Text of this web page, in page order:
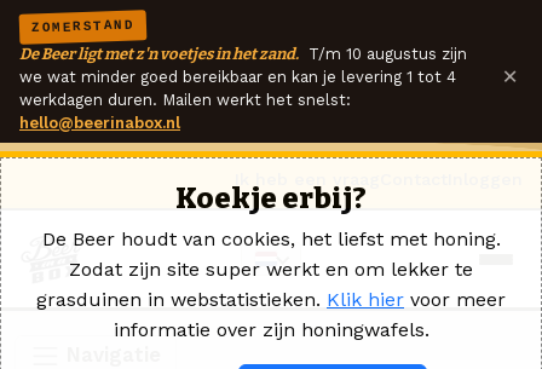
ZOMERSTAND
De Beer ligt met z'n voetjes in het zand. T/m 10 augustus zijn
we wat minder goed bereikbaar en kan je levering 1 tot 4
werkdagen duren. Mailen werkt het snelst:
hello@beerinabox.nl
×
Koekje erbij?
De Beer houdt van cookies, het liefst met honing.
Zodat zijn site super werkt en om lekker te
grasduinen in webstatistieken. Klik hier voor meer
informatie over zijn honingwafels.